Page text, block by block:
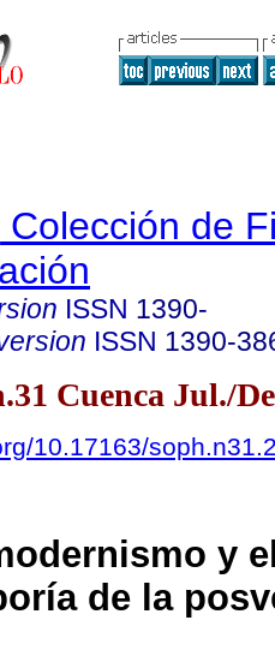
Colección de
ISSN 1390-
ISSN 1390-
Cuenca Jul./
10.17163/
y
de la